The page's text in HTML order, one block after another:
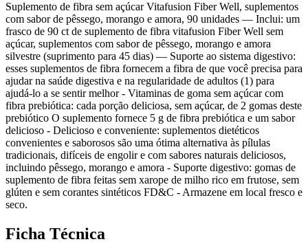
Suplemento de fibra sem açúcar Vitafusion Fiber Well, suplementos
com sabor de pêssego, morango e amora, 90 unidades — Inclui: um
frasco de 90 ct de suplemento de fibra vitafusion Fiber Well sem
açúcar, suplementos com sabor de pêssego, morango e amora
silvestre (suprimento para 45 dias) — Suporte ao sistema digestivo:
esses suplementos de fibra fornecem a fibra de que você precisa para
ajudar na saúde digestiva e na regularidade de adultos (1) para
ajudá-lo a se sentir melhor - Vitaminas de goma sem açúcar com
fibra prebiótica: cada porção deliciosa, sem açúcar, de 2 gomas deste
prebiótico O suplemento fornece 5 g de fibra prebiótica e um sabor
delicioso - Delicioso e conveniente: suplementos dietéticos
convenientes e saborosos são uma ótima alternativa às pílulas
tradicionais, difíceis de engolir e com sabores naturais deliciosos,
incluindo pêssego, morango e amora - Suporte digestivo: gomas de
suplemento de fibra feitas sem xarope de milho rico em frutose, sem
glúten e sem corantes sintéticos FD&C - Armazene em local fresco e
seco.
Ficha Técnica